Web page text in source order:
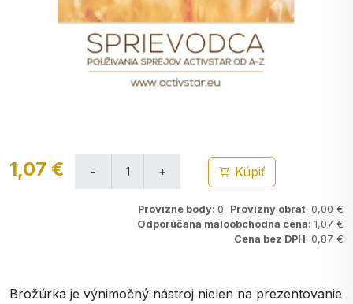
1,07 € Kúpiť
Provízne body: 0 Provízny obrat: 0,00 €
Odporúčaná maloobchodná cena: 1,07 €
Cena bez DPH: 0,87 €
Brožúrka je výnimočný nástroj nielen na prezentovanie